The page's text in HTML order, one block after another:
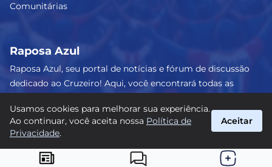
Comunitárias
Raposa Azul
Raposa Azul, seu portal de notícias e fórum de discussão
dedicado ao Cruzeiro! Aqui, você encontrará todas as
sobre o nosso amado clube. Junte-se a nós e faça parte
dessa apaixonante jornada celeste! #Cruzeiro #RaposaAzul
Usamos cookies para melhorar sua experiência.
Ao continuar, você aceita nossa Política de
Privacidade.
Aceitar